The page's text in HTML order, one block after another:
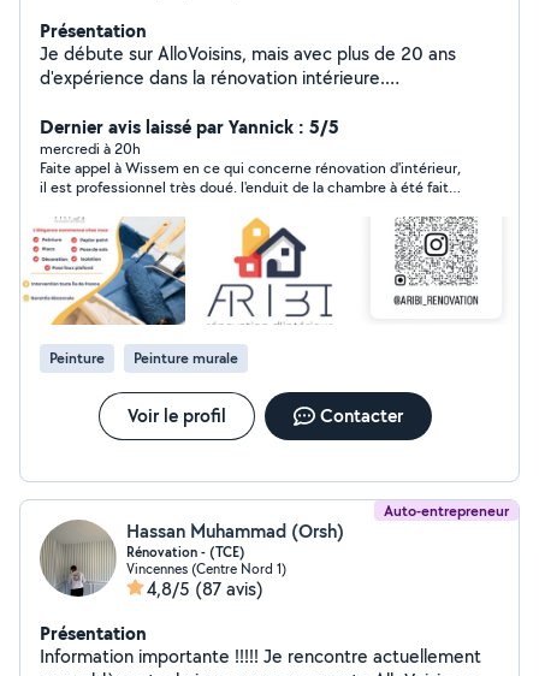
Présentation
Je débute sur AlloVoisins, mais avec plus de 20 ans
d'expérience dans la rénovation intérieure.
spécialisé en peinture, enduit et placo. J'accorde une
attention particulière aux détails pour garantir un rendu
propre, soigné et durable. Pour vous rassurer sur la
qualité de mon travail, je vous invite à consulter ma
page Instagram @aribi_renovation, où vous pourrez voir
plusieurs de mes réalisations. Votre satisfaction est ma
priorité
Dernier avis laissé par Yannick : 5/5
mercredi à 20h
Faite appel à Wissem en ce qui concerne rénovation d'intérieur,
il est professionnel très doué. l'enduit de la chambre à été fait
ses prix défis toute concurrence.
Peinture Peinture murale
Voir le profil Contacter
Auto-entrepreneur
Hassan Muhammad (Orsh)
Rénovation - (TCE)
Vincennes (Centre Nord 1)
4,8/5 (87 avis)
Présentation
Information importante !!!!! Je rencontre actuellement